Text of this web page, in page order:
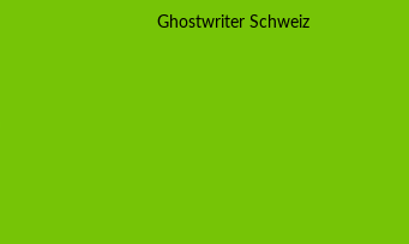
Ghostwriter Schweiz